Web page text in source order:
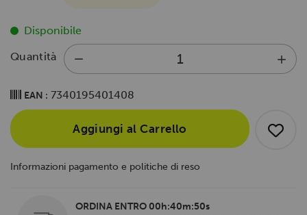
Disponibile
Quantità
EAN : 7340195401408
Aggiungi al Carrello
Informazioni pagamento e politiche di reso
ORDINA ENTRO 00h:40m:49s